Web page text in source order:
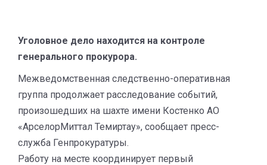
Уголовное дело находится на контроле
генерального прокурора.
Межведомственная следственно-оперативная
группа продолжает расследование событий,
произошедших на шахте имени Костенко АО
«АрселорМиттал Темиртау», сообщает пресс-
служба Генпрокуратуры.
Работу на месте координирует первый